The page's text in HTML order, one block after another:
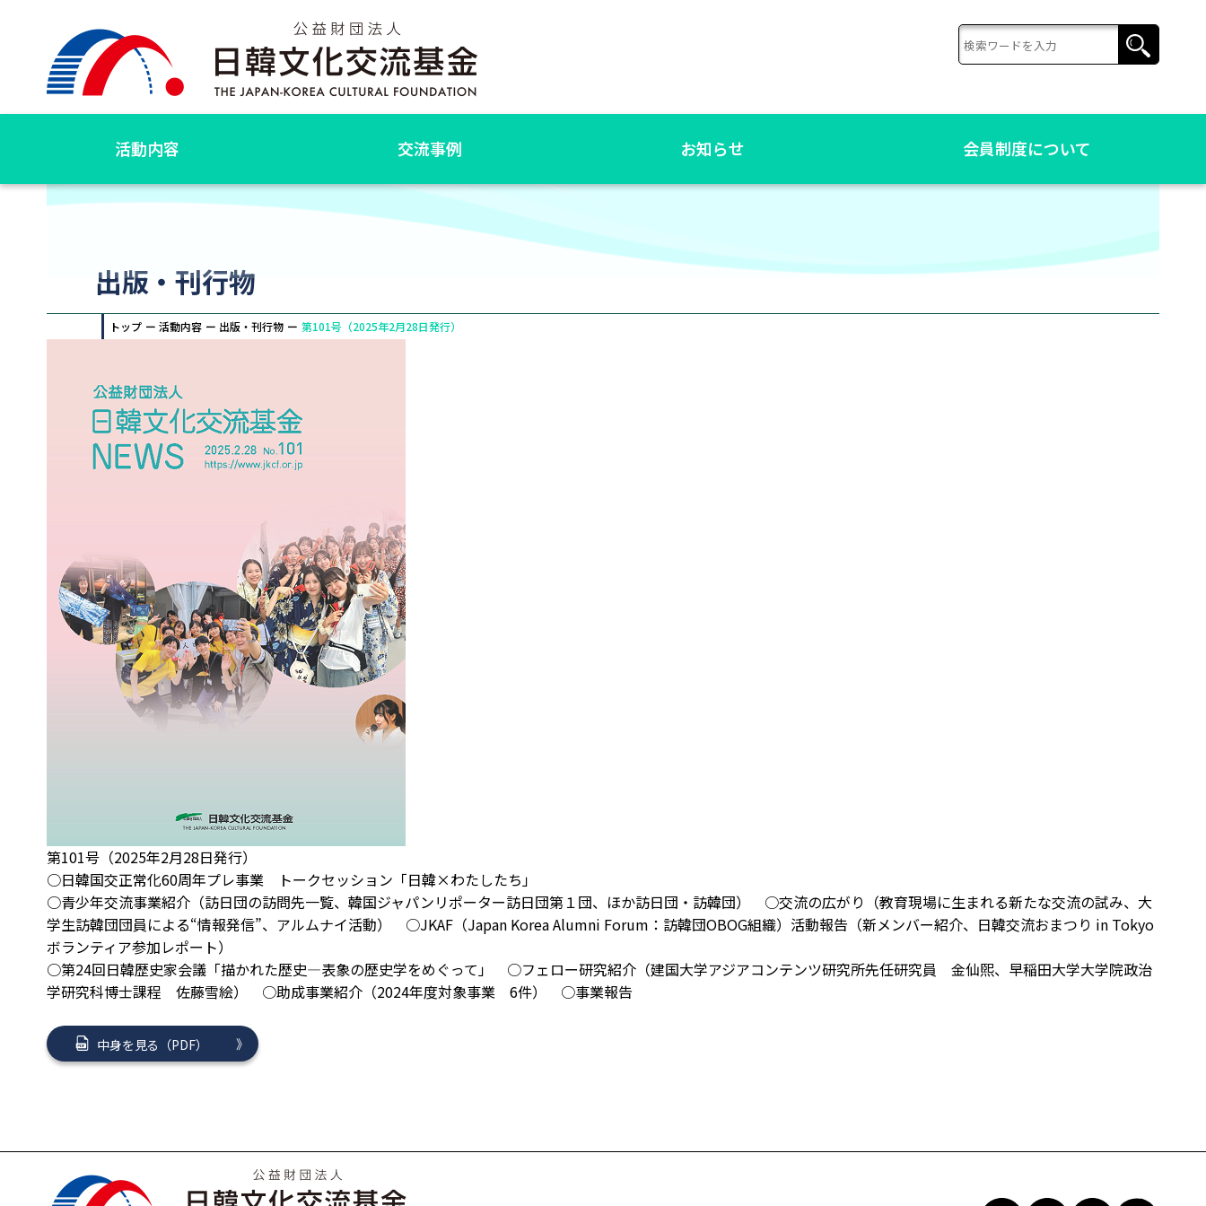
活動内容 交流事例 お知らせ 会員制度について
出版・刊行物
トップ 活動内容 出版・刊行物 第101号（2025年2月28日発行）
第101号（2025年2月28日発行）
○日韓国交正常化60周年プレ事業 トークセッション「日韓×わたしたち」
○青少年交流事業紹介（訪日団の訪問先一覧、韓国ジャパンリポーター訪日団第１団、ほか訪日団・訪韓団） ○交流の広がり（教育現場に生まれる新たな交流の試み、大
学生訪韓団団員による“情報発信”、アルムナイ活動） ○JKAF（Japan Korea Alumni Forum：訪韓団OBOG組織）活動報告（新メンバー紹介、日韓交流おまつり in Tokyo
ボランティア参加レポート）
○第24回日韓歴史家会議「描かれた歴史―表象の歴史学をめぐって」 ○フェロー研究紹介（建国大学アジアコンテンツ研究所先任研究員 金仙煕、早稲田大学大学院政治
学研究科博士課程 佐藤雪絵） ○助成事業紹介（2024年度対象事業 6件） ○事業報告
中身を見る（PDF）